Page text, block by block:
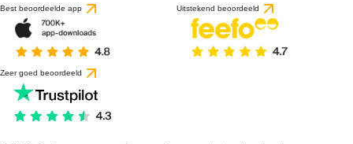
Best beoordeelde app Uitstekend beoordeeld
Zeer goed beoordeeld
gebaseerd op 1